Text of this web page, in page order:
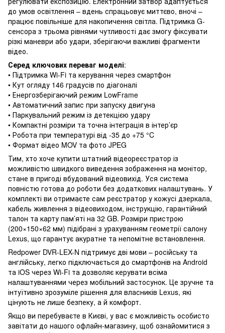
до умов освітлення – вдень спрацьовує миттєво, вночі –
працює повільніше для накопичення світла. Підтримка G-
сенсора з трьома рівнями чутливості дає змогу фіксувати
різкі маневри або удари, зберігаючи важливі фрагменти
відео.
Серед ключових переваг моделі:
• Підтримка Wi-Fi та керування через смартфон
• Кут огляду 146 градусів по діагоналі
• Енергозберігаючий режим LowFrame
• Автоматичний запис при запуску двигуна
• Паркувальний режим із детекцією удару
• Компактні розміри та точна інтеграція в інтер’єр
• Робота при температурі від -35 до +75 °C
• Формат відео MOV та фото JPEG
Тим, хто хоче купити штатний відеореєстратор із
можливістю швидкого виведення зображення на монітор,
стане в пригоді вбудований відеовихід. Уся система
повністю готова до роботи без додаткових налаштувань. У
комплекті ви отримаєте сам реєстратор у кожусі дзеркала,
кабель живлення з відеовиходом, інструкцію, гарантійний
талон та карту пам’яті на 32 GB. Розміри пристрою
(200×150×62 мм) підібрані з урахуванням геометрії салону
Lexus, що гарантує акуратне та непомітне встановлення.
Redpower DVR-LEX-N підтримує дві мови – російську та
англійську, легко підключається до смартфонів на Android
та iOS через Wi-Fi та дозволяє керувати всіма
налаштуваннями через мобільний застосунок. Це зручне та
інтуїтивно зрозуміле рішення для власників Lexus, які
цінують не лише безпеку, а й комфорт.
Якщо ви перебуваєте в Києві, у вас є можливість особисто
завітати до нашого офлайн-магазину, щоб ознайомитися з